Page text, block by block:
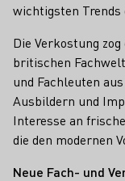
wichtigsten Trends
Die Verkostung
britischen
und Fachleuten
Ausbildern und
Interesse an
die den modernen
Neue Fach- und